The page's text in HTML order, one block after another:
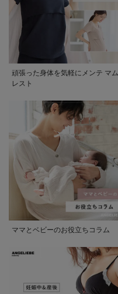
頑張った身体を気軽にメンテ マム
レスト
ママとベビーのお役立ちコラム